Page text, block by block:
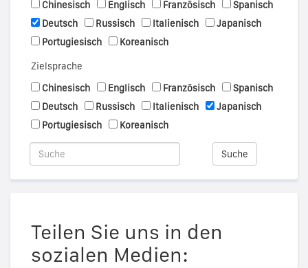
Chinesisch
Englisch Französisch
Spanisch
Deutsch
Russisch Italienisch
Japanisch
Portugiesisch
Koreanisch
Zielsprache
Chinesisch
Englisch Französisch
Spanisch
Deutsch
Russisch Italienisch
Japanisch
Portugiesisch
Koreanisch
Suche
Teilen Sie uns in den
sozialen Medien: